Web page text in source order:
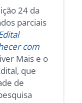
24 da
parciais
com
Mais e o
que
de